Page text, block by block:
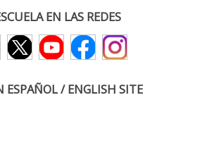
EN LAS REDES
ESPAÑOL / ENGLISH SITE